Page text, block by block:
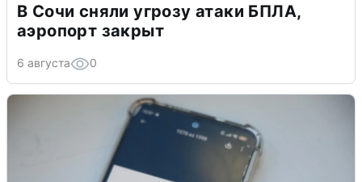
В Сочи сняли угрозу атаки БПЛА,
аэропорт закрыт
6 августа 0